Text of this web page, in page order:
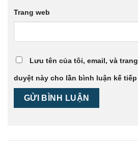
Trang web
Lưu tên của tôi, email, và
duyệt này cho lần bình luận kế